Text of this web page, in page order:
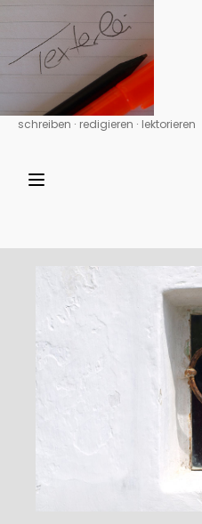
schreiben ∙ redigieren ∙ lektorieren